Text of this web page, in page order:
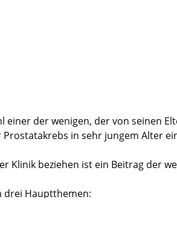
einer der wenigen, der von seinen
in sehr jungem Alter
beziehen ist ein Beitrag der
drei Hauptthemen:
z.B. wenn ich hocke. Dies ist aber